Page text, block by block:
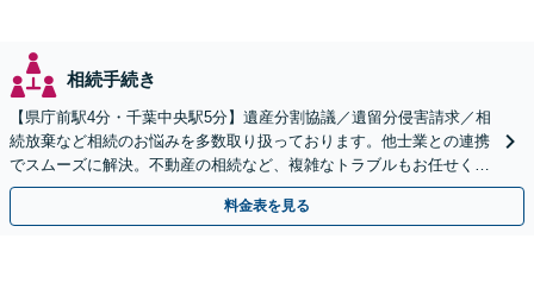
相続手続き
【県庁前駅4分・千葉中央駅5分】遺産分割協議／遺留分侵害請求／相
続放棄など相続のお悩みを多数取り扱っております。他士業との連携
でスムーズに解決。不動産の相続など、複雑なトラブルもお任せくだ
さい。【初回面談相談30分無料】
料金表を見る